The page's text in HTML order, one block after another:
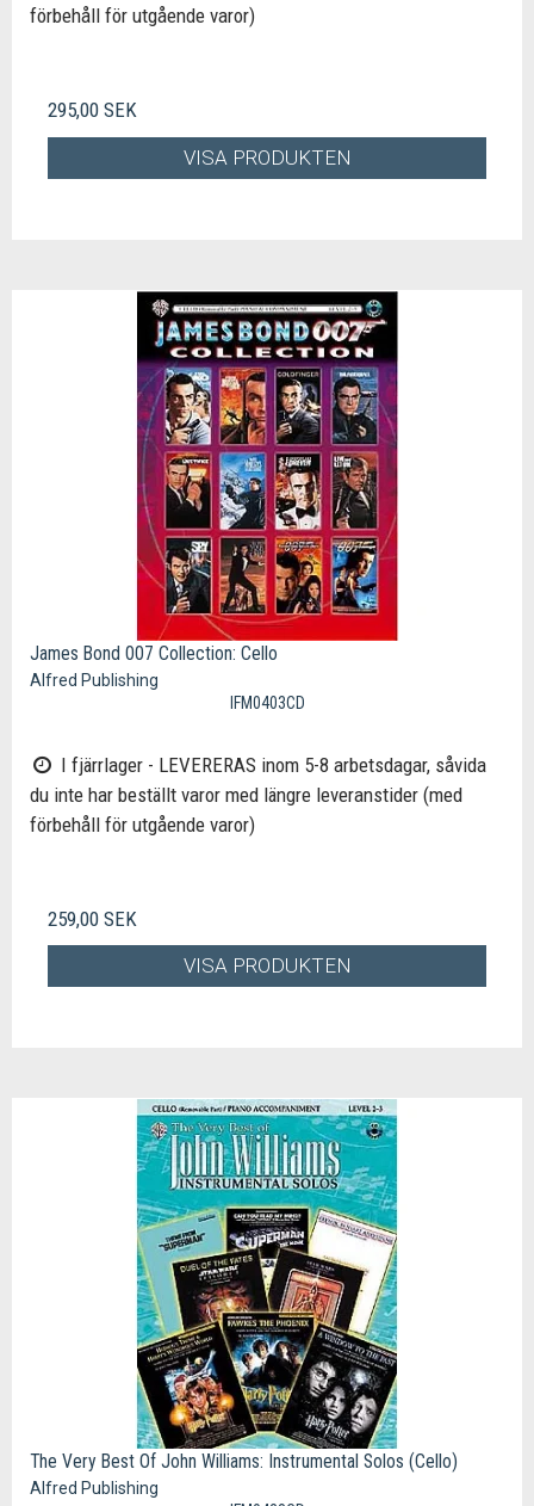
förbehåll för utgående varor)
295,00 SEK
VISA PRODUKTEN
James Bond 007 Collection: Cello
Alfred Publishing
IFM0403CD
I fjärrlager - LEVERERAS inom 5-8 arbetsdagar, såvida
du inte har beställt varor med längre leveranstider (med
förbehåll för utgående varor)
259,00 SEK
VISA PRODUKTEN
The Very Best Of John Williams: Instrumental Solos (Cello)
Alfred Publishing